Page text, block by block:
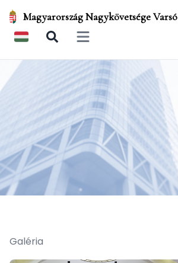
Magyarország Nagykövetsége Varsó
Open main menu
Galéria